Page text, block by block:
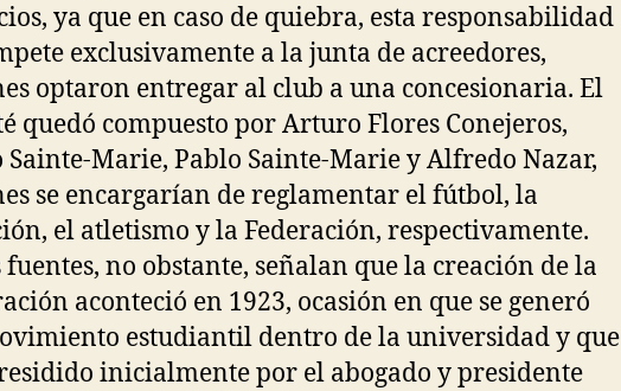
ya que en caso de quiebra, esta responsabilidad
exclusivamente a la junta de acreedores,
optaron entregar al club a una concesionaria. El
quedó compuesto por Arturo Flores Conejeros,
Sainte-Marie, Pablo Sainte-Marie y Alfredo Nazar,
se encargarían de reglamentar el fútbol, la
el atletismo y la Federación, respectivamente.
fuentes, no obstante, señalan que la creación de la
aconteció en 1923, ocasión en que se generó
estudiantil dentro de la universidad y que
inicialmente por el abogado y presidente